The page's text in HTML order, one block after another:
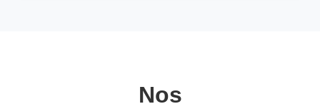
Nos